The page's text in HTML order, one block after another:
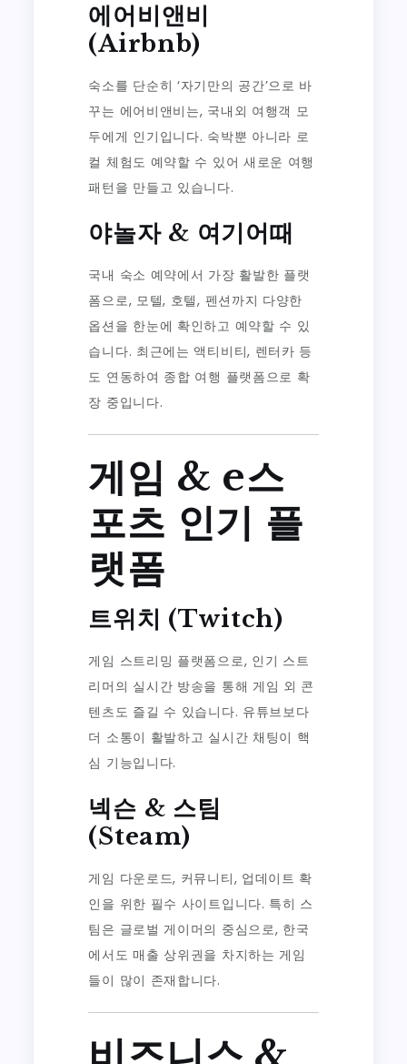
에어비앤비
(Airbnb)
숙소를 단순히 ‘자기만의 공간’으로 바
꾸는 에어비앤비는, 국내외 여행객 모
두에게 인기입니다. 숙박뿐 아니라 로
컬 체험도 예약할 수 있어 새로운 여행
패턴을 만들고 있습니다.
야놀자 & 여기어때
국내 숙소 예약에서 가장 활발한 플랫
폼으로, 모텔, 호텔, 펜션까지 다양한
옵션을 한눈에 확인하고 예약할 수 있
습니다. 최근에는 액티비티, 렌터카 등
도 연동하여 종합 여행 플랫폼으로 확
장 중입니다.
게임 & e스
포츠 인기 플
랫폼
트위치 (Twitch)
게임 스트리밍 플랫폼으로, 인기 스트
리머의 실시간 방송을 통해 게임 외 콘
텐츠도 즐길 수 있습니다. 유튜브보다
더 소통이 활발하고 실시간 채팅이 핵
심 기능입니다.
넥슨 & 스팀
(Steam)
게임 다운로드, 커뮤니티, 업데이트 확
인을 위한 필수 사이트입니다. 특히 스
팀은 글로벌 게이머의 중심으로, 한국
에서도 매출 상위권을 차지하는 게임
들이 많이 존재합니다.